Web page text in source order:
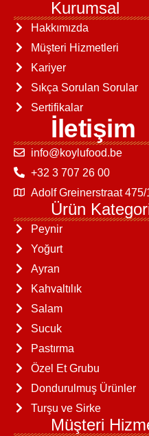
Kurumsal
Hakkımızda
Müşteri Hizmetleri
Kariyer
Sıkça Sorulan Sorular
Sertifikalar
İletişim
info@koylufood.be
+32 3 707 26 00
Adolf Greinerstraat
Ürün
Peynir
Yoğurt
Ayran
Kahvaltılık
Salam
Sucuk
Pastırma
Özel Et Grubu
Dondurulmuş Ürünler
Turşu ve Sirke
Müşteri